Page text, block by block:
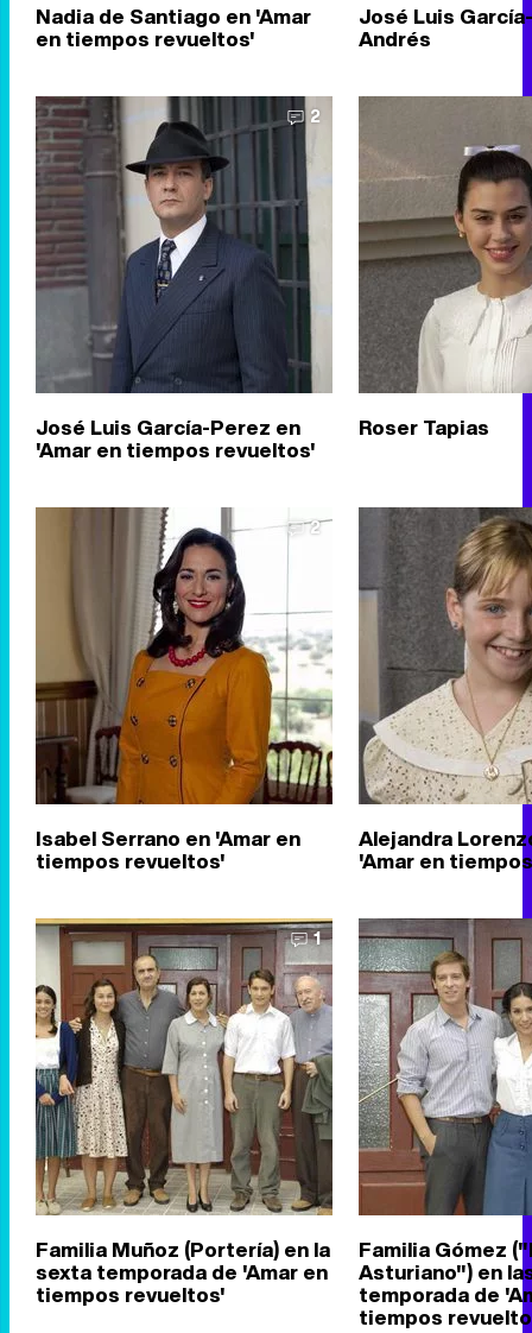
Nadia de Santiago en 'Amar
en tiempos revueltos'
José Luis
Andrés
2
José Luis García-Perez en
'Amar en tiempos revueltos'
Roser Tapias
2
Isabel Serrano en 'Amar en
tiempos revueltos'
Alejandra
'Amar en
1
Familia Muñoz (Portería) en la
sexta temporada de 'Amar en
tiempos revueltos'
Familia Gómez
Asturiano") en
temporada de
tiempos